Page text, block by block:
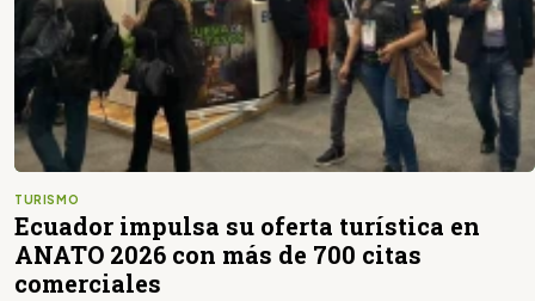
TURISMO
Ecuador impulsa su oferta turística en
ANATO 2026 con más de 700 citas
comerciales